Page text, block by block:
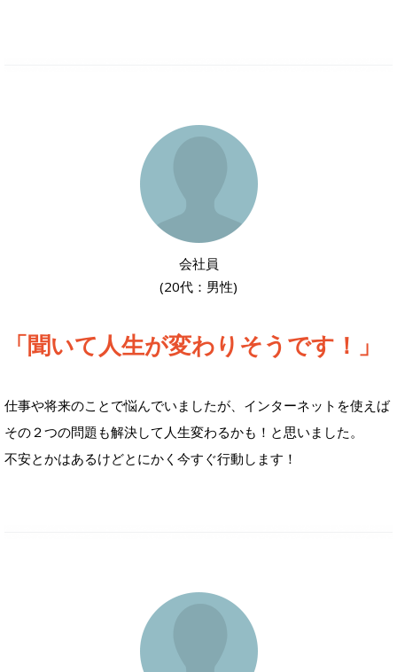
会社員
(20代：男性)
「聞いて人生が変わりそうです！」
仕事や将来のことで悩んでいましたが、インターネットを使えば
その２つの問題も解決して人生変わるかも！と思いました。
不安とかはあるけどとにかく今すぐ行動します！